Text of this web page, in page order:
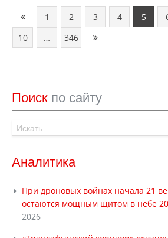
1 2 3 4 5
10
… 346
Поиск по сайту
Аналитика
При дроновых войнах начала 21
остаются мощным щитом в небе
2026